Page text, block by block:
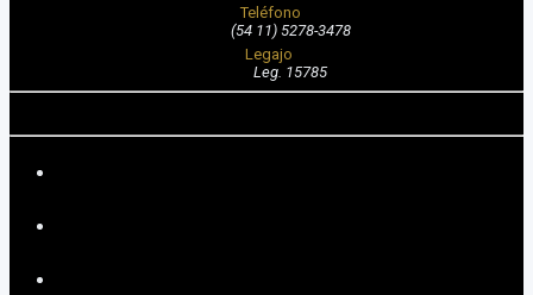
Teléfono
(54 11) 5278-3478
Legajo
Leg. 15785